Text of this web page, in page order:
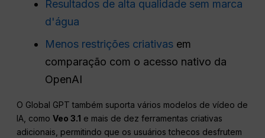
Resultados de alta qualidade sem marca
d'água
Menos restrições criativas em
comparação com o acesso nativo da
OpenAI
O Global GPT também suporta vários modelos de vídeo de
IA, comoVeo 3.1 e mais de dez ferramentas criativas
adicionais, permitindo que os usuários tchecos desfrutem